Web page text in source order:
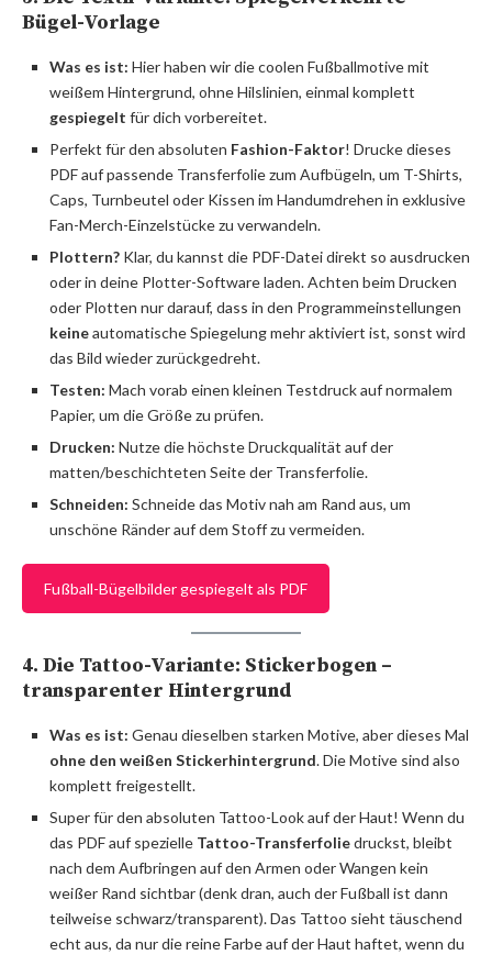
Bügel-Vorlage
Was es ist: Hier haben wir die coolen Fußballmotive mit
weißem Hintergrund, ohne Hilslinien, einmal komplett
gespiegelt für dich vorbereitet.
Perfekt für den absoluten Fashion-Faktor! Drucke dieses
PDF auf passende Transferfolie zum Aufbügeln, um T-Shirts,
Caps, Turnbeutel oder Kissen im Handumdrehen in exklusive
Fan-Merch-Einzelstücke zu verwandeln.
Plottern? Klar, du kannst die PDF-Datei direkt so ausdrucken
oder in deine Plotter-Software laden. Achten beim Drucken
oder Plotten nur darauf, dass in den Programmeinstellungen
keineautomatische Spiegelung mehr aktiviert ist, sonst wird
das Bild wieder zurückgedreht.
Testen: Mach vorab einen kleinen Testdruck auf normalem
Papier, um die Größe zu prüfen.
Drucken: Nutze die höchste Druckqualität auf der
matten/beschichteten Seite der Transferfolie.
Schneiden: Schneide das Motiv nah am Rand aus, um
unschöne Ränder auf dem Stoff zu vermeiden.
Fußball-Bügelbilder gespiegelt als PDF
4. Die Tattoo-Variante: Stickerbogen –
transparenter Hintergrund
Was es ist: Genau dieselben starken Motive, aber dieses Mal
ohne den weißen Stickerhintergrund. Die Motive sind also
komplett freigestellt.
Super für den absoluten Tattoo-Look auf der Haut! Wenn du
das PDF auf spezielle Tattoo-Transferfoliedruckst, bleibt
nach dem Aufbringen auf den Armen oder Wangen kein
weißer Rand sichtbar (denk dran, auch der Fußball ist dann
teilweise schwarz/transparent). Das Tattoo sieht täuschend
echt aus, da nur die reine Farbe auf der Haut haftet, wenn du